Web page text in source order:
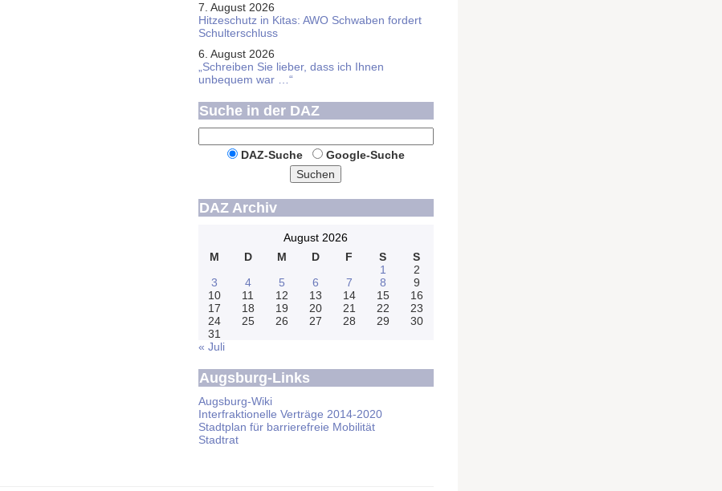
7. August 2026
Hitzeschutz in Kitas: AWO Schwaben fordert
Schulterschluss
6. August 2026
„Schreiben Sie lieber, dass ich Ihnen
unbequem war …“
Suche in der DAZ
DAZ-Suche
Google-Suche
Suchen
DAZ Archiv
August 2026
M
D M D F S
S
1
2
3
4 5 6 7 8
9
10
11 12 13 14 15
16
17
18 19 20 21 22
23
24
25 26 27 28 29
30
31
« Juli
Augsburg-Links
Augsburg-Wiki
Interfraktionelle Verträge 2014-2020
Stadtplan für barrierefreie Mobilität
Stadtrat